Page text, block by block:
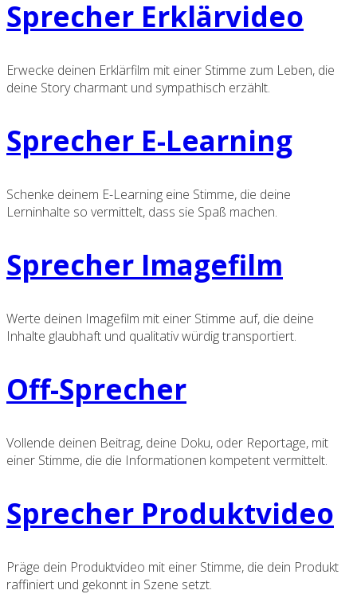
Sprecher Erklärvideo
Erwecke deinen Erklärfilm mit einer Stimme zum Leben, die
deine Story charmant und sympathisch erzählt.
Sprecher E-Learning
Schenke deinem E-Learning eine Stimme, die deine
Lerninhalte so vermittelt, dass sie Spaß machen.
Sprecher Imagefilm
Werte deinen Imagefilm mit einer Stimme auf, die deine
Inhalte glaubhaft und qualitativ würdig transportiert.
Off-Sprecher
Vollende deinen Beitrag, deine Doku, oder Reportage, mit
einer Stimme, die die Informationen kompetent vermittelt.
Sprecher Produktvideo
Präge dein Produktvideo mit einer Stimme, die dein Produkt
raffiniert und gekonnt in Szene setzt.